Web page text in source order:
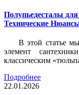
Полупьедесталы
Технические
В этой статье
элемент
классическим
Подробнее
22.01.2026